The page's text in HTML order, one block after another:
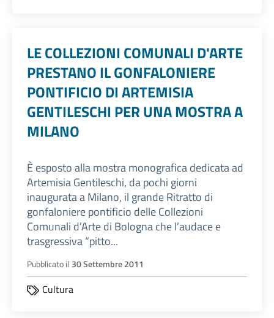
LE COLLEZIONI COMUNALI D'ARTE
PRESTANO IL GONFALONIERE
PONTIFICIO DI ARTEMISIA
GENTILESCHI PER UNA MOSTRA A
MILANO
È esposto alla mostra monografica dedicata ad
Artemisia Gentileschi, da pochi giorni
inaugurata a Milano, il grande Ritratto di
gonfaloniere pontificio delle Collezioni
Comunali d’Arte di Bologna che l’audace e
trasgressiva “pitto...
Pubblicato il 30 Settembre 2011
Cultura